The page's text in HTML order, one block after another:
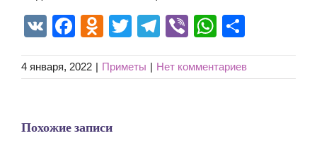
VK Facebook
Odnoklassniki
TwitterTelegram
Viber
4 января, 2022 | Приметы | Нет комментариев
Похожие записи